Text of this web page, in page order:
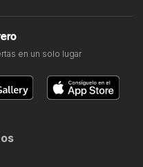
en un solo lugar